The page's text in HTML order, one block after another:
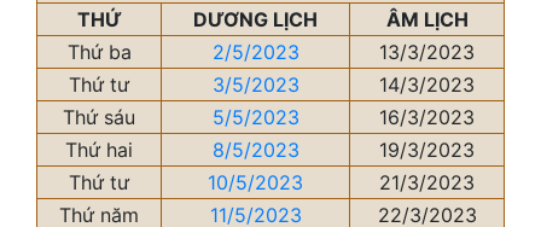
THỨ
DƯƠNG LỊCH
ÂM LỊCH
Thứ ba
2/5/2023
13/3/2023
Thứ tư
3/5/2023
14/3/2023
Thứ sáu
5/5/2023
16/3/2023
Thứ hai
8/5/2023
19/3/2023
Thứ tư
10/5/2023
21/3/2023
Thứ năm
11/5/2023
22/3/2023